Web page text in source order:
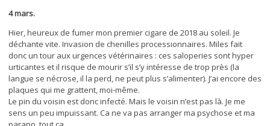
4 mars.
Hier, heureux de fumer mon premier cigare de 2018 au soleil. Je
déchante vite. Invasion de chenilles processionnaires. Miles fait
donc un tour aux urgences vétérinaires : ces saloperies sont hyper
urticantes et il risque de mourir s’il s’y intéresse de trop près (la
langue se nécrose, il la perd, ne peut plus s’alimenter). J’ai encore des
plaques qui me grattent, moi-même.
Le pin du voisin est donc infecté. Mais le voisin n’est pas là. Je me
sens un peu impuissant. Ca ne va pas arranger ma psychose et ma